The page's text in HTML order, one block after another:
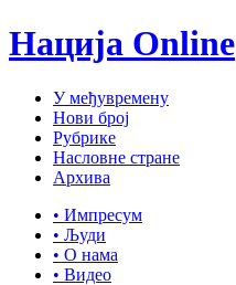
Нација Online
У међувремену
Нови број
Рубрике
Насловне стране
Архива
• Импресум
• Људи
• О нама
• Видео